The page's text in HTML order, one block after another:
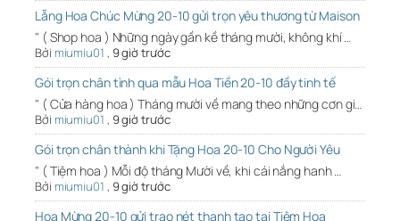
Lẵng Hoa Chúc Mừng 20-10 gửi trọn yêu thương từ Maison
" ( Shop hoa ) Những ngày gần kề tháng mười, không khí …
Bởi miumiu01 , 9 giờ trước
Gói trọn chân tình qua mẫu Hoa Tiền 20-10 đầy tinh tế
" ( Cửa hàng hoa ) Tháng mười về mang theo những cơn gi…
Bởi miumiu01 , 9 giờ trước
Gói trọn chân thành khi Tặng Hoa 20-10 Cho Người Yêu
" ( Tiệm hoa ) Mỗi độ tháng Mười về, khi cái nắng hanh …
Bởi miumiu01 , 9 giờ trước
Hoa Mừng 20-10 gửi trao nét thanh tao tại Tiệm Hoa